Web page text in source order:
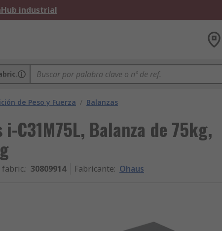
Hub industrial
de Peso y Fuerza / Balanzas
i-C31M75L, Balanza de 75kg,
fabric.: 30809914 Fabricante: Ohaus